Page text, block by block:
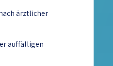
ärztlicher
auffälligen